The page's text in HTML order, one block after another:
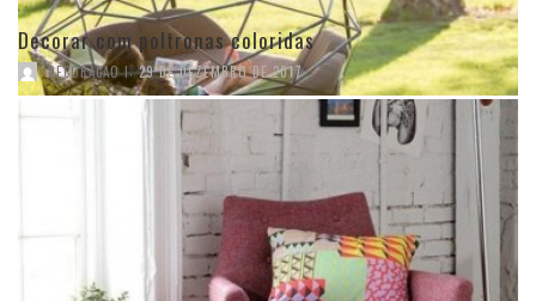
Decorar com poltronas coloridas
DECORACAO I, 29 DE DEZEMBRO DE 2017